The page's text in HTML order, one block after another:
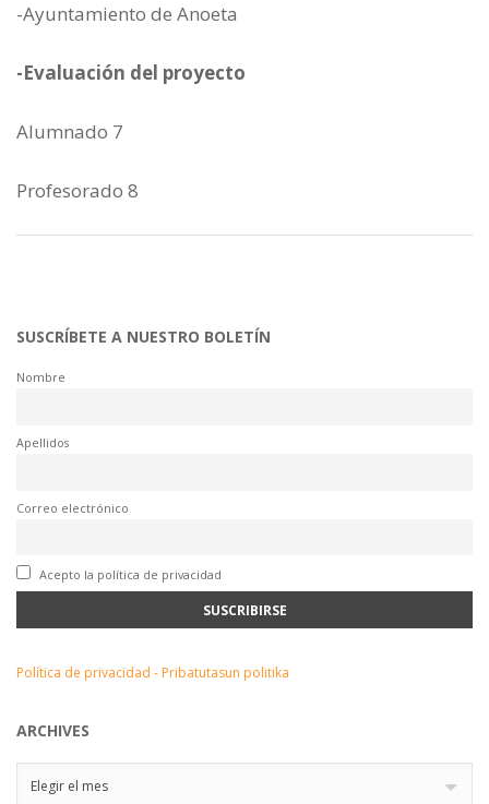
-Ayuntamiento de Anoeta
-Evaluación del proyecto
Alumnado 7
Profesorado 8
SUSCRÍBETE A NUESTRO BOLETÍN
Nombre
Apellidos
Correo electrónico
Acepto la política de privacidad
Política de privacidad - Pribatutasun politika
ARCHIVES
Elegir el mes